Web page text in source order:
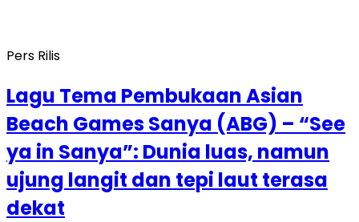
Pers Rilis
Lagu Tema Pembukaan Asian
Beach Games Sanya (ABG) – “See
ya in Sanya”: Dunia luas, namun
ujung langit dan tepi laut terasa
dekat